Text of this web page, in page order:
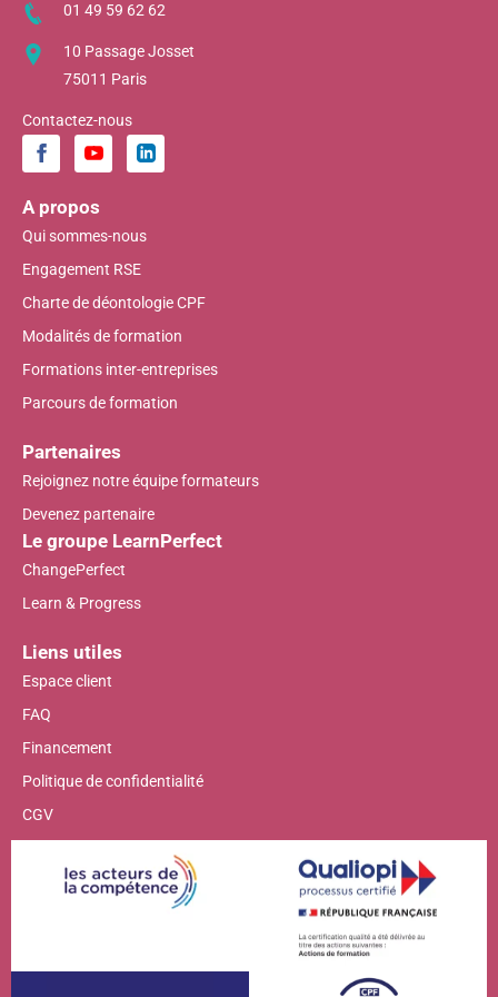
01 49 59 62 62
10 Passage Josset
75011 Paris
Contactez-nous
A propos
Qui sommes-nous
Engagement RSE
Charte de déontologie CPF
Modalités de formation
Formations inter-entreprises
Parcours de formation
Partenaires
Rejoignez notre équipe formateurs
Devenez partenaire
Le groupe LearnPerfect
ChangePerfect
Learn & Progress
Liens utiles
Espace client
FAQ
Financement
Politique de confidentialité
CGV